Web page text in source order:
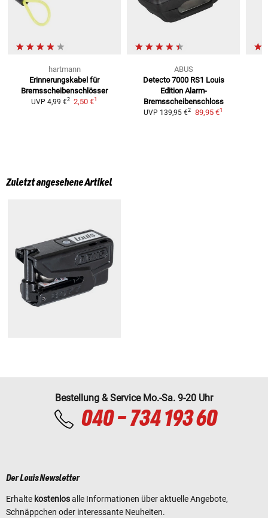
hartmann
Erinnerungskabel für
Bremsscheibenschlösser
UVP 4,99 €2 2,50 €1
ABUS
Detecto 7000 RS1 Louis
Edition Alarm-
Bremsscheibenschloss
UVP 139,95 €2 89,95 €1
Zuletzt angesehene Artikel
Bestellung & Service Mo.-Sa. 9-20 Uhr
040 - 734 193 60
Der Louis Newsletter
Erhalte kostenlosalle Informationen über aktuelle Angebote,
Schnäppchen oder interessante Neuheiten.